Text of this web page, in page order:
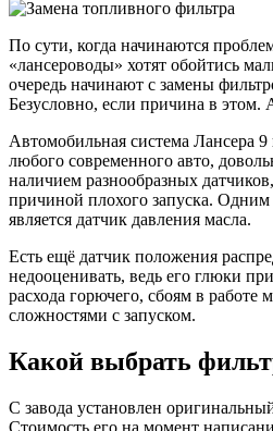
По сути, когда начинаются
«лансероводы» хотят обойтись
очередь начинают с замены
Безусловно, если причина в этом.
Автомобильная система Лансера
любого современного авто,
наличием разнообразных
причиной плохого запуска. Одним
является датчик давления масла.
Есть ещё датчик положения
недооценивать, ведь его глюки
расхода горючего, сбоям в работе
сложностями с запуском.
Какой выбрать
С завода установлен